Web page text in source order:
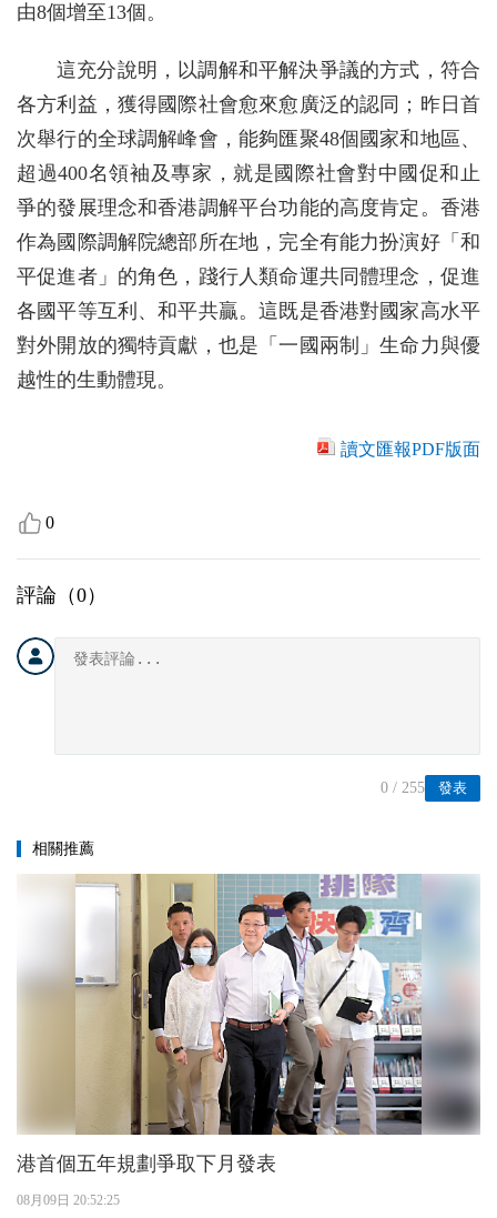
由8個增至13個。
這充分說明，以調解和平解決爭議的方式，符合
各方利益，獲得國際社會愈來愈廣泛的認同；昨日首
次舉行的全球調解峰會，能夠匯聚48個國家和地區、
超過400名領袖及專家，就是國際社會對中國促和止
爭的發展理念和香港調解平台功能的高度肯定。香港
作為國際調解院總部所在地，完全有能力扮演好「和
平促進者」的角色，踐行人類命運共同體理念，促進
各國平等互利、和平共贏。這既是香港對國家高水平
對外開放的獨特貢獻，也是「一國兩制」生命力與優
越性的生動體現。
讀文匯報PDF版面
0
評論（0）
發表
0 / 255
相關推薦
港首個五年規劃爭取下月發表
08月09日 20:52:25